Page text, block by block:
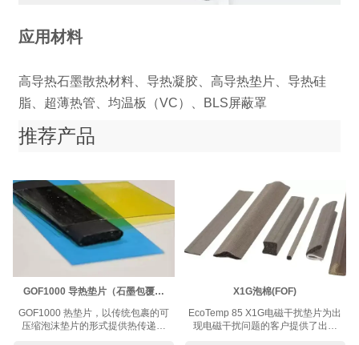
应用材料
高导热石墨散热材料、导热凝胶、高导热垫片、导热硅
脂、超薄热管、均温板（VC）、BLS屏蔽罩
推荐产品
GOF1000 导热垫片（石墨包覆泡
GOF1000 热垫片，以传统包裹的可
压缩泡沫垫片的形式提供热传递性
X1G泡棉(FOF)
EcoTemp 85 X1G电磁干扰垫片为出
现电磁干扰问题的客户提供了出色